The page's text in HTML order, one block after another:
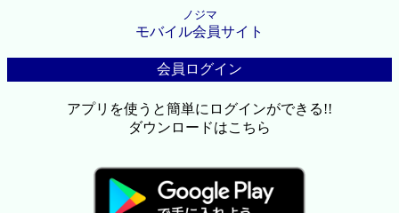
ノジマ
モバイル会員サイト
会員ログイン
アプリを使うと簡単にログインができる!!
ダウンロードはこちら